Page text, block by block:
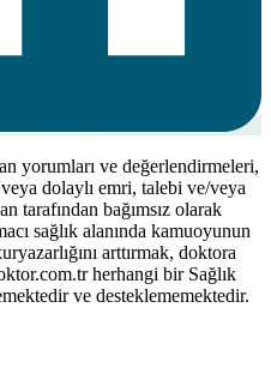
yorumları ve değerlendirmeleri,
dolaylı emri, talebi ve/veya
tarafından bağımsız olarak
sağlık alanında kamuoyunun
arttırmak, doktora
herhangi bir Sağlık
ve desteklememektedir.